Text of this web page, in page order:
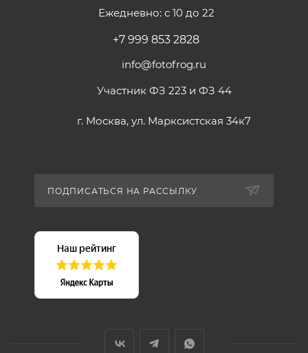
Ежедневно: с 10 до 22
+7 999 853 2828
info@fotofrog.ru
Участник ФЗ 223 и ФЗ 44
г. Москва, ул. Марксистская 34к7
ПОДПИСАТЬСЯ НА РАССЫЛКУ